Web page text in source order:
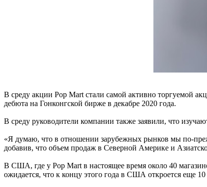
В среду акции Pop Mart стали самой активно торгуемой
дебюта на Гонконгской бирже в декабре 2020 года.
В среду руководители компании также заявили, что
«Я думаю, что в отношении зарубежных рынков мы по-
добавив, что объем продаж в Северной Америке и
В США, где у Pop Mart в настоящее время около 40
ожидается, что к концу этого года в США откроется еще 10